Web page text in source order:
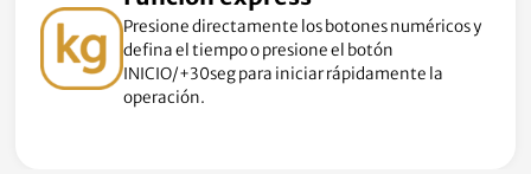
Presione directamente los botones numéricos y
defina el tiempo o presione el botón
INICIO/+30seg para iniciar rápidamente la
operación.